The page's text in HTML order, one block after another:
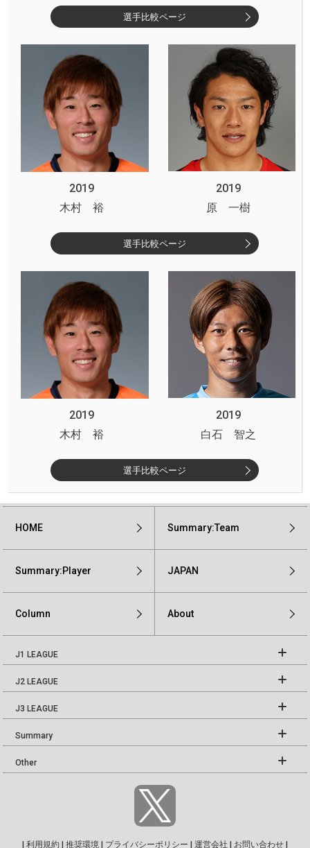
選手比較ページ
2019
2019
木村 裕
原 一樹
選手比較ページ
2019
2019
木村 裕
白石 智之
選手比較ページ
HOME Summary:Team
Summary:Player JAPAN
Column About
J1 LEAGUE
J2 LEAGUE
J3 LEAGUE
Summary
Other
利用規約 推奨環境 プライバシーポリシー 運営会社 お問い合わせ